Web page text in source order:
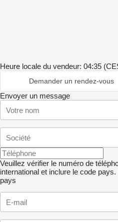
Heure locale du vendeur: 04:35
Demander un rendez-vous
Envoyer un message
Veuillez vérifier le numéro de
international et inclure le code pays.
pays